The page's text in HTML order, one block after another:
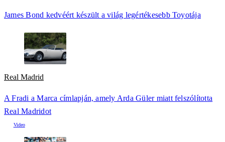
James Bond kedvéért készült a világ legértékesebb Toyotája
Real Madrid
A Fradi a Marca címlapján, amely Arda Güler miatt felszólította
Real Madridot